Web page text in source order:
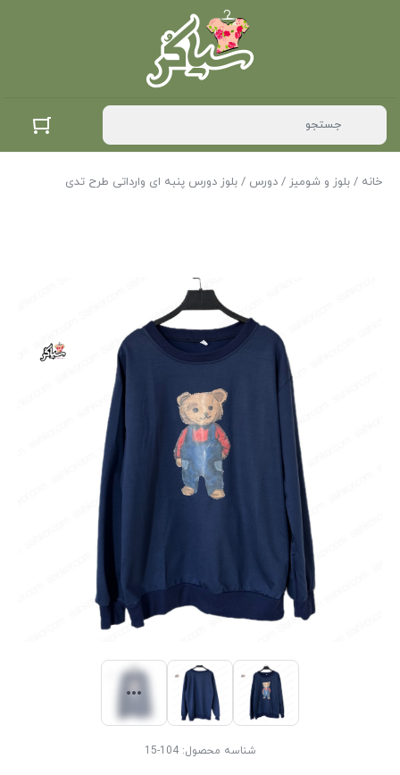
خانه / بلوز و شومیز / دورس / بلوز دورس پنبه ای وارداتی طرح تدی
شناسه محصول:104-15